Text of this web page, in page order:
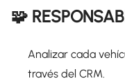
🧩
Analizar cada
través del CRM.